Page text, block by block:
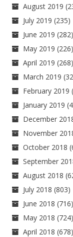
August 2019
July 2019 (235)
June 2019 (282)
May 2019 (226)
April 2019 (268)
March 2019
February 2019
January 2019
December
November
October 2018
September
August 2018
July 2018 (803)
June 2018 (716)
May 2018 (724)
April 2018 (678)